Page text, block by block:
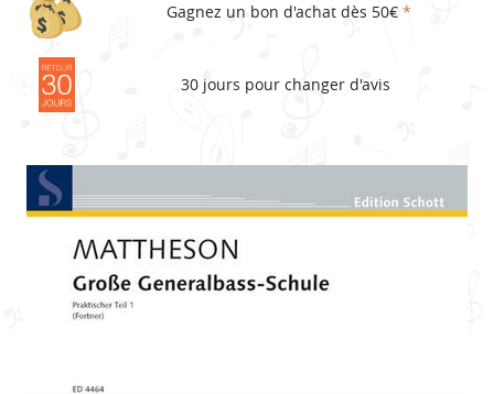
Gagnez un bon d'achat dès 50€ *
30 jours pour changer d'avis